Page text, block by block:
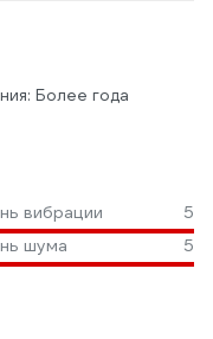
Более года
вибрации
5
шума
5